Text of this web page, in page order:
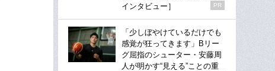
インタビュー］
PR
「少しぼやけているだけでも
感覚が狂ってきます」Bリー
グ屈指のシューター・安藤周
人が明かす“見える”ことの重